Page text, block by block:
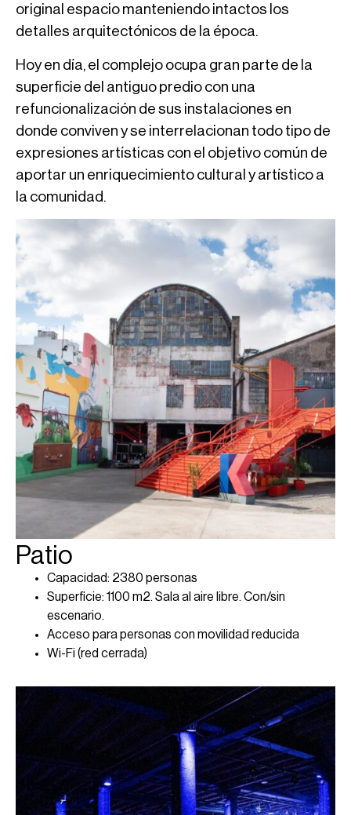
original espacio manteniendo intactos los
detalles arquitectónicos de la época.
Hoy en día, el complejo ocupa gran parte de la
superficie del antiguo predio con una
refuncionalización de sus instalaciones en
donde conviven y se interrelacionan todo tipo de
expresiones artísticas con el objetivo común de
aportar un enriquecimiento cultural y artístico a
la comunidad.
Patio
Capacidad: 2380 personas
Superficie: 1100 m2. Sala al aire libre. Con/sin
escenario.
Acceso para personas con movilidad reducida
Wi-Fi (red cerrada)